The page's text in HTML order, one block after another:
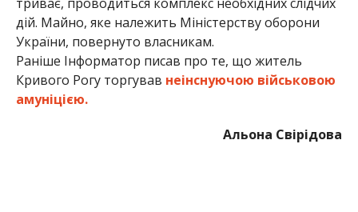
дій. Майно, яке належить Міністерству оборони
України, повернуто власникам.
Раніше Інформатор писав про те, що житель
Кривого Рогу торгував неінснуючою військовою
амуніцією.
Альона Свірідова